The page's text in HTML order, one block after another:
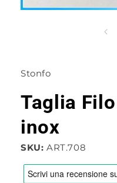
Stonfo
Taglia
inox
SKU: ART.708